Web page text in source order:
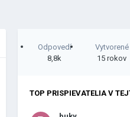
Odpovedí
8,8k
Vytvorené
15 rokov
TOP PRISPIEVATELIA V